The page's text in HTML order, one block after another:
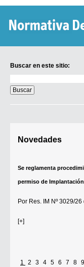
Buscar en este sitio:
en
este
sitio:
Novedades
Se reglamenta
permiso de
Por Res. IM Nº 3029/26
[+]
1 2 3 4 5 6 7 8 9